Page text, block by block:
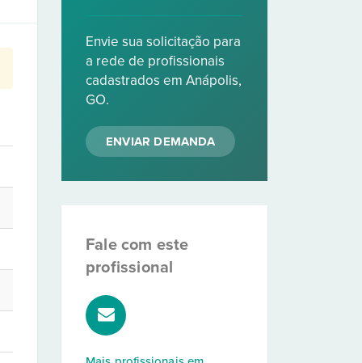
Envie sua solicitação para
a rede de profissionais
cadastrados em Anápolis,
GO.
ENVIAR DEMANDA
Fale com este
profissional